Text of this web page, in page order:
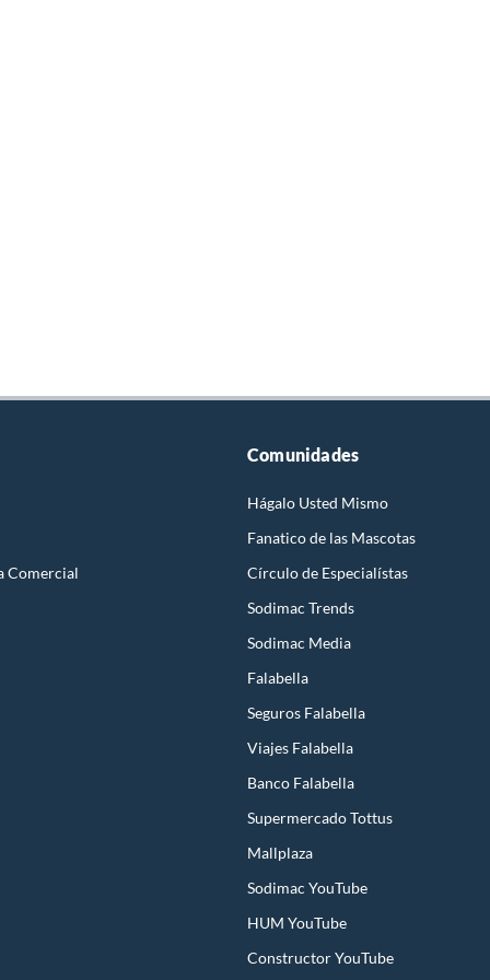
Comercial
Comunidades
Hágalo Usted Mismo
Fanatico de las Mascotas
Círculo de Especialístas
Sodimac Trends
Sodimac Media
Falabella
Seguros Falabella
Viajes Falabella
Banco Falabella
Supermercado Tottus
Mallplaza
Sodimac YouTube
HUM YouTube
Constructor YouTube